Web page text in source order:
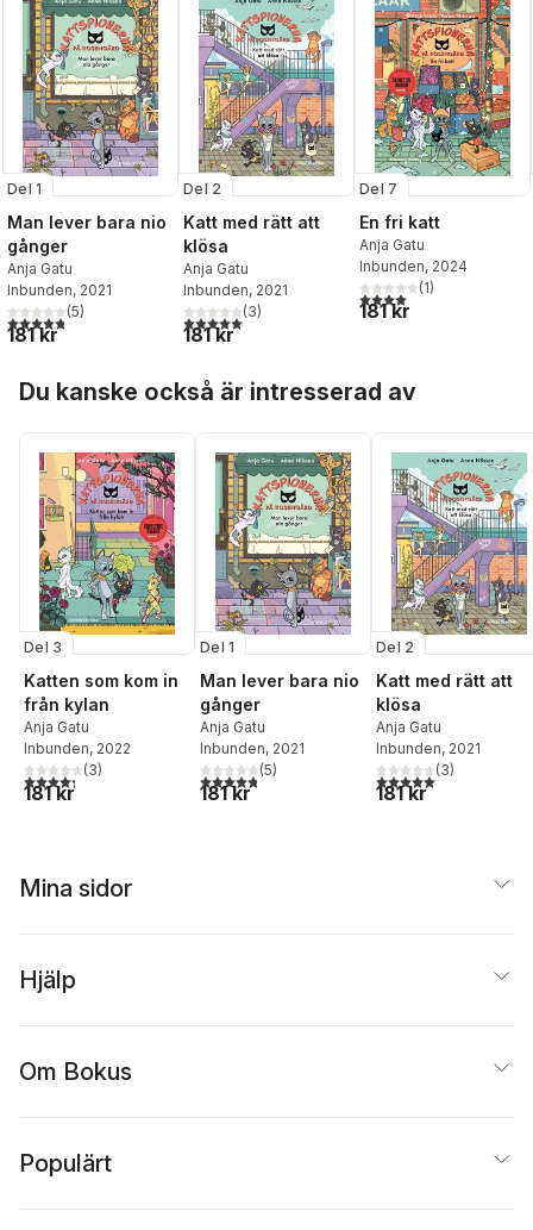
Del 1
Man lever bara nio
gånger
Anja Gatu
Inbunden, 2021
4,8utav 5 stjärnor. Totalt antal röster:
(5)
181 kr
Del 2
Katt med rätt att
klösa
Anja Gatu
Inbunden, 2021
5,0utav 5 stjärnor. Totalt antal röster:
(3)
181 kr
Del 7
En fri katt
Anja Gatu
Inbunden, 2024
4,0utav 5 stjärnor. Totalt
(1)
181 kr
Du kanske också är intresserad av
Del 3
Katten som kom in
från kylan
Anja Gatu
Inbunden, 2022
4,3utav 5 stjärnor. Totalt antal röster:
(3)
181 kr
Del 1
Man lever bara nio
gånger
Anja Gatu
Inbunden, 2021
4,8utav 5 stjärnor. Totalt antal röster:
(5)
181 kr
Del 2
Katt med rätt att
klösa
Anja Gatu
Inbunden, 2021
5,0utav 5 stjärnor.
(3)
181 kr
Mina sidor
Hjälp
Om Bokus
Populärt